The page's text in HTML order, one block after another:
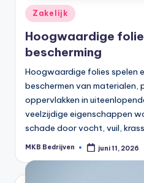
Zakelijk
Hoogwaardige
bescherming
Hoogwaardige folies spelen
beschermen van materialen,
oppervlakken in
veelzijdige eigenschappen
schade door vocht, vuil,
MKB Bedrijven juni 11, 2026